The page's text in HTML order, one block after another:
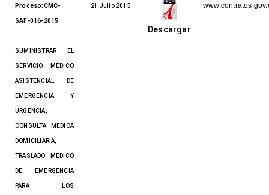
Proceso:CMC-
SAF-016-2015
SUMINISTRAR EL
SERVICIO MÉDICO
ASISTENCIAL DE
EMERGENCIA Y
URGENCIA,
CONSULTA MEDICA
DOMICILIARIA,
TRASLADO MÉDICO
DE EMERGENCIA
PARA LOS
21 Julio 2015
Descargar